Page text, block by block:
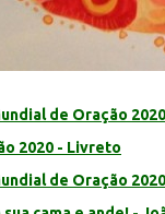
de Oração 2020
2020 - Livreto
de Oração